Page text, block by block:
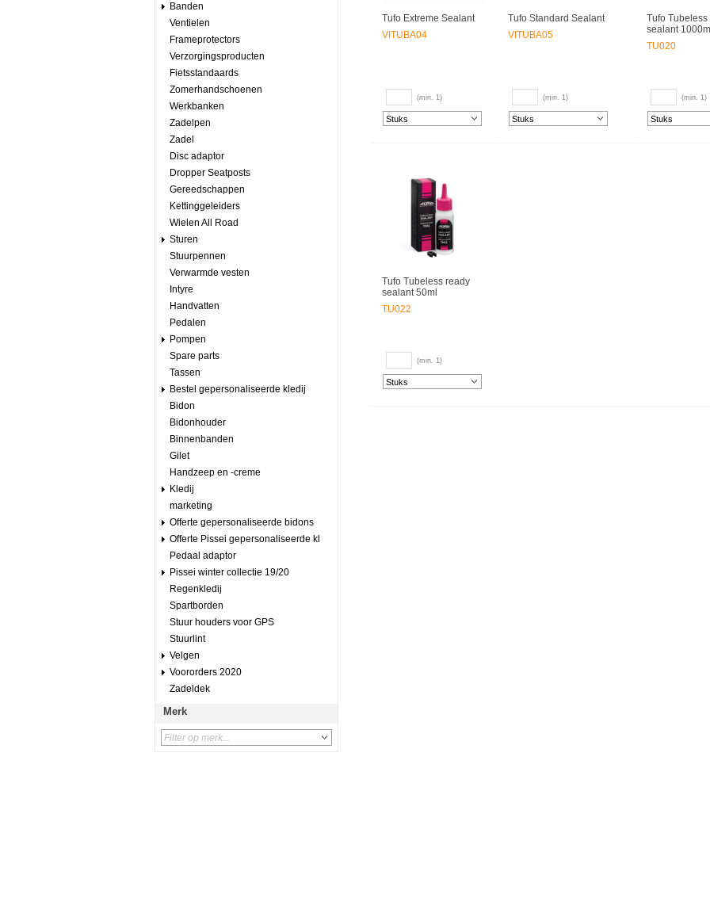
Banden
Ventielen
Frameprotectors
Verzorgingsproducten
Fietsstandaards
Zomerhandschoenen
Werkbanken
Zadelpen
Zadel
Disc adaptor
Dropper Seatposts
Gereedschappen
Kettinggeleiders
Wielen All Road
Sturen
Stuurpennen
Verwarmde vesten
Intyre
Handvatten
Pedalen
Pompen
Spare parts
Tassen
Bestel gepersonaliseerde kledij
Bidon
Bidonhouder
Binnenbanden
Gilet
Handzeep en -creme
Kledij
marketing
Offerte gepersonaliseerde bidons
Offerte Pissei gepersonaliseerde kl
Pedaal adaptor
Pissei winter collectie 19/20
Regenkledij
Spartborden
Stuur houders voor GPS
Stuurlint
Velgen
Voororders 2020
Zadeldek
Merk
Tufo Extreme Sealant
VITUBA04
(min. 1)
Tufo Standard Sealant
VITUBA05
(min. 1)
Tufo Tubeless
sealant
TU020
(min. 1)
Tufo Tubeless ready
sealant 50ml
TU022
(min. 1)